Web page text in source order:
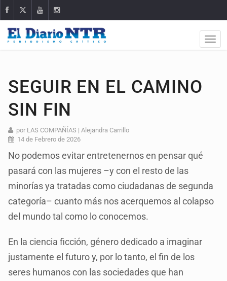
SEGUIR EN EL CAMINO
SIN FIN
por LAS COMPAÑÍAS | Alejandra Carrillo
14 de Febrero de 2026
No podemos evitar entretenernos en pensar qué
pasará con las mujeres –y con el resto de las
minorías ya tratadas como ciudadanas de segunda
categoría– cuanto más nos acerquemos al colapso
del mundo tal como lo conocemos.
En la ciencia ficción, género dedicado a imaginar
justamente el futuro y, por lo tanto, el fin de los
seres humanos con las sociedades que han